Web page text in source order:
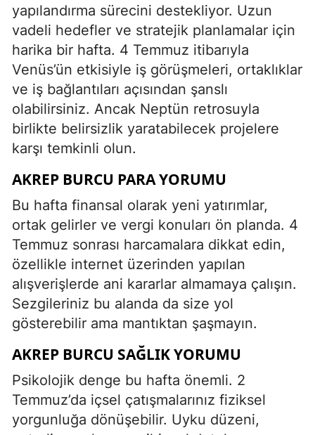
yapılandırma sürecini destekliyor. Uzun
vadeli hedefler ve stratejik planlamalar için
harika bir hafta. 4 Temmuz itibarıyla
Venüs’ün etkisiyle iş görüşmeleri, ortaklıklar
ve iş bağlantıları açısından şanslı
olabilirsiniz. Ancak Neptün retrosuyla
birlikte belirsizlik yaratabilecek projelere
karşı temkinli olun.
AKREP BURCU PARA YORUMU
Bu hafta finansal olarak yeni yatırımlar,
ortak gelirler ve vergi konuları ön planda. 4
Temmuz sonrası harcamalara dikkat edin,
özellikle internet üzerinden yapılan
alışverişlerde ani kararlar almamaya çalışın.
Sezgileriniz bu alanda da size yol
gösterebilir ama mantıktan şaşmayın.
AKREP BURCU SAĞLIK YORUMU
Psikolojik denge bu hafta önemli. 2
Temmuz’da içsel çatışmalarınız fiziksel
yorgunluğa dönüşebilir. Uyku düzeni,